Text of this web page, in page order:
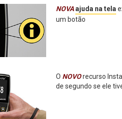
NOVA ajuda na tela
um botão
O NOVOrecurso
de segundo se ele